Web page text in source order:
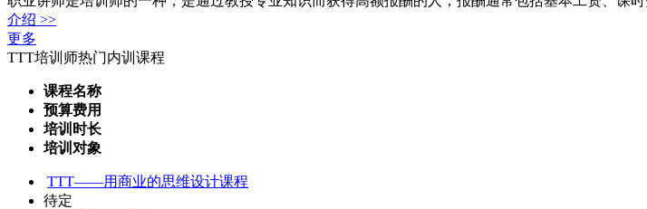
介绍 >>
更多
TTT培训师热门内训课程
课程名称
预算费用
培训时长
培训对象
TTT——用商业的思维设计课程
待定